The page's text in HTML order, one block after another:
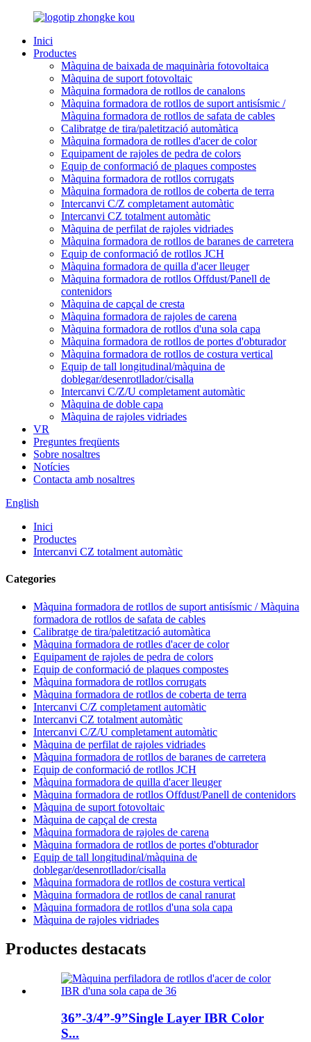
Inici
Productes
Màquina de baixada de maquinària fotovoltaica
Màquina de suport fotovoltaic
Màquina formadora de rotllos de canalons
Màquina formadora de rotllos de suport antisísmic /
Màquina formadora de rotllos de safata de cables
Calibratge de tira/paletització automàtica
Màquina formadora de rotlles d'acer de color
Equipament de rajoles de pedra de colors
Equip de conformació de plaques compostes
Màquina formadora de rotllos corrugats
Màquina formadora de rotllos de coberta de terra
Intercanvi C/Z completament automàtic
Intercanvi CZ totalment automàtic
Màquina de perfilat de rajoles vidriades
Màquina formadora de rotllos de baranes de carretera
Equip de conformació de rotllos JCH
Màquina formadora de quilla d'acer lleuger
Màquina formadora de rotllos Offdust/Panell de
contenidors
Màquina de capçal de cresta
Màquina formadora de rajoles de carena
Màquina formadora de rotllos d'una sola capa
Màquina formadora de rotllos de portes d'obturador
Màquina formadora de rotllos de costura vertical
Equip de tall longitudinal/màquina de
doblegar/desenrotllador/cisalla
Intercanvi C/Z/U completament automàtic
Màquina de doble capa
Màquina de rajoles vidriades
VR
Preguntes freqüents
Sobre nosaltres
Notícies
Contacta amb nosaltres
English
Inici
Productes
Intercanvi CZ totalment automàtic
Categories
Màquina formadora de rotllos de suport antisísmic / Màquina
formadora de rotllos de safata de cables
Calibratge de tira/paletització automàtica
Màquina formadora de rotlles d'acer de color
Equipament de rajoles de pedra de colors
Equip de conformació de plaques compostes
Màquina formadora de rotllos corrugats
Màquina formadora de rotllos de coberta de terra
Intercanvi C/Z completament automàtic
Intercanvi CZ totalment automàtic
Intercanvi C/Z/U completament automàtic
Màquina de perfilat de rajoles vidriades
Màquina formadora de rotllos de baranes de carretera
Equip de conformació de rotllos JCH
Màquina formadora de quilla d'acer lleuger
Màquina formadora de rotllos Offdust/Panell de contenidors
Màquina de suport fotovoltaic
Màquina de capçal de cresta
Màquina formadora de rajoles de carena
Màquina formadora de rotllos de portes d'obturador
Equip de tall longitudinal/màquina de
doblegar/desenrotllador/cisalla
Màquina formadora de rotllos de costura vertical
Màquina formadora de rotllos de canal ranurat
Màquina formadora de rotllos d'una sola capa
Màquina de rajoles vidriades
Productes destacats
36”-3/4”-9”Single Layer IBR Color
S...